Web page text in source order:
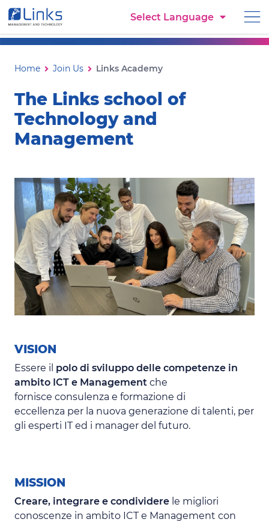
Torna alla homepage
Vai al menu di navigazione
Vai ai contenuti
Select Language
Links Academy
Ti trovi in:
Home Join Us Links Academy
The Links school of
Technology and
Management
VISION
Essere il polo di sviluppo delle competenze in
ambito ICT e Management che
fornisce consulenza e formazione di
eccellenza per la nuova generazione di talenti, per
gli esperti IT ed i manager del futuro.
MISSION
Creare, integrare e condividere le migliori
conoscenze in ambito ICT e Management con